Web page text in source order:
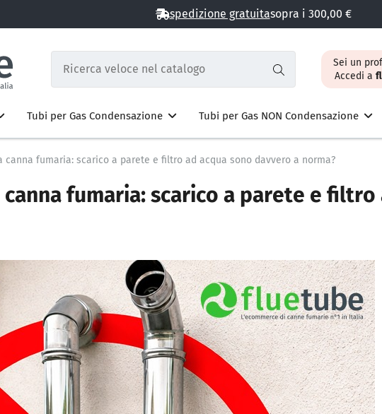
spedizione gratuitasopra i 300,00 €
Sei un
Accedi a
Tubi per Gas Condensazione Tubi per Gas NON Condensazione
canna fumaria: scarico a parete e filtro ad acqua sono davvero a norma?
fumaria: scarico a parete e